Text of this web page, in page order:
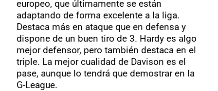
europeo, que últimamente se están
adaptando de forma excelente a la liga.
Destaca más en ataque que en defensa y
dispone de un buen tiro de 3. Hardy es algo
mejor defensor, pero también destaca en el
triple. La mejor cualidad de Davison es el
pase, aunque lo tendrá que demostrar en la
G-League.